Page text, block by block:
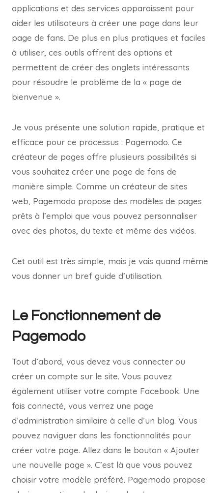
applications et des services apparaissent pour
aider les utilisateurs à créer une page dans leur
page de fans. De plus en plus pratiques et faciles
à utiliser, ces outils offrent des options et
permettent de créer des onglets intéressants
pour résoudre le problème de la « page de
bienvenue ».
Je vous présente une solution rapide, pratique et
efficace pour ce processus : Pagemodo. Ce
créateur de pages offre plusieurs possibilités si
vous souhaitez créer une page de fans de
manière simple. Comme un créateur de sites
web, Pagemodo propose des modèles de pages
prêts à l’emploi que vous pouvez personnaliser
avec des photos, du texte et même des vidéos.
Cet outil est très simple, mais je vais quand même
vous donner un bref guide d’utilisation.
Le Fonctionnement de
Pagemodo
Tout d’abord, vous devez vous connecter ou
créer un compte sur le site. Vous pouvez
également utiliser votre compte Facebook. Une
fois connecté, vous verrez une page
d’administration similaire à celle d’un blog. Vous
pouvez naviguer dans les fonctionnalités pour
créer votre page. Allez dans le bouton « Ajouter
une nouvelle page ». C’est là que vous pouvez
choisir votre modèle préféré. Pagemodo propose